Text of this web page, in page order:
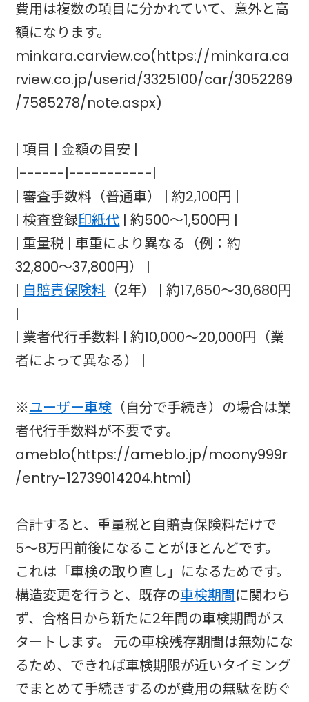
費用は複数の項目に分かれていて、意外と高
額になります。
minkara.carview.co(https://minkara.ca
rview.co.jp/userid/3325100/car/3052269
/7585278/note.aspx)
| 項目 | 金額の目安 |
|------|-----------|
| 審査手数料（普通車） | 約2,100円 |
| 検査登録印紙代 | 約500〜1,500円 |
| 重量税 | 車重により異なる（例：約
32,800〜37,800円） |
| 自賠責保険料 （2年） | 約17,650〜30,680円
|
| 業者代行手数料 | 約10,000〜20,000円（業
者によって異なる） |
※ユーザー車検 （自分で手続き）の場合は業
者代行手数料が不要です。
ameblo(https://ameblo.jp/moony999r
/entry-12739014204.html)
合計すると、重量税と自賠責保険料だけで
5〜8万円前後になることがほとんどです。
これは「車検の取り直し」になるためです。
構造変更を行うと、既存の車検期間に関わら
ず、合格日から新たに2年間の車検期間がス
タートします。 元の車検残存期間は無効にな
るため、できれば車検期限が近いタイミング
でまとめて手続きするのが費用の無駄を防ぐ